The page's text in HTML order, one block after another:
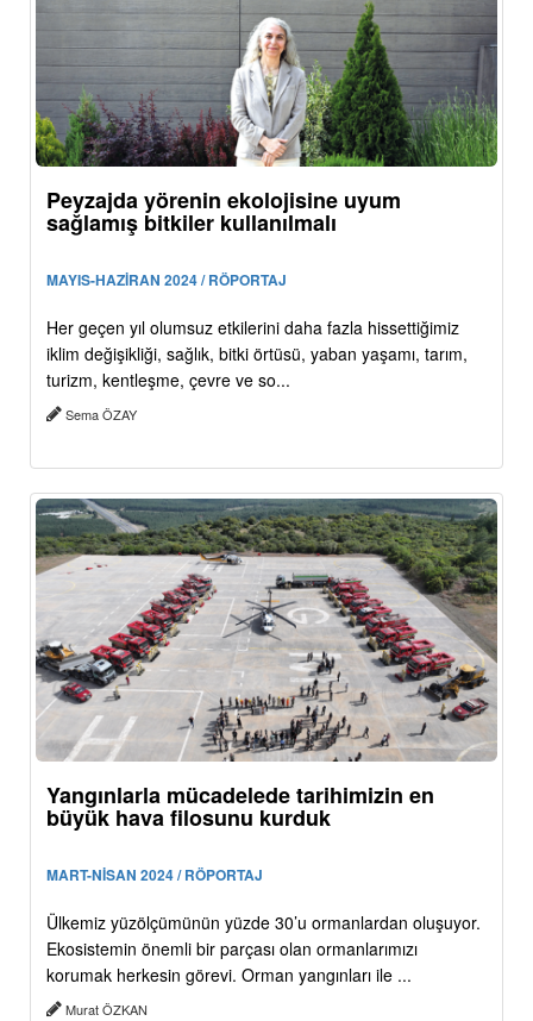
Peyzajda yörenin ekolojisine uyum
sağlamış bitkiler kullanılmalı
MAYIS-HAZİRAN 2024 / RÖPORTAJ
Her geçen yıl olumsuz etkilerini daha fazla hissettiğimiz
iklim değişikliği, sağlık, bitki örtüsü, yaban yaşamı, tarım,
turizm, kentleşme, çevre ve so...
Sema ÖZAY
Yangınlarla mücadelede tarihimizin en
büyük hava filosunu kurduk
MART-NİSAN 2024 / RÖPORTAJ
Ülkemiz yüzölçümünün yüzde 30’u ormanlardan oluşuyor.
Ekosistemin önemli bir parçası olan ormanlarımızı
korumak herkesin görevi. Orman yangınları ile ...
Murat ÖZKAN